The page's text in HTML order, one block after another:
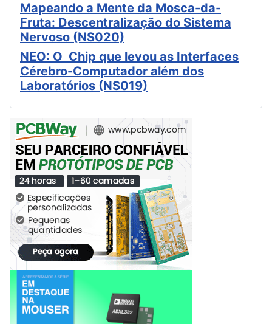
Mapeando a Mente da Mosca-da-
Fruta: Descentralização do Sistema
Nervoso (NS020)
NEO: O Chip que levou as Interfaces
Cérebro-Computador além dos
Laboratórios (NS019)